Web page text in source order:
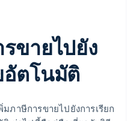
ขายไปยัง
อัตโนมัติ
มภาษีการขายไปยังการเรียก